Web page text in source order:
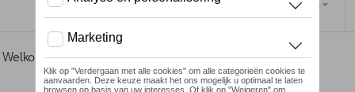
Welkom >Voor u >Miniaturen > 1:12